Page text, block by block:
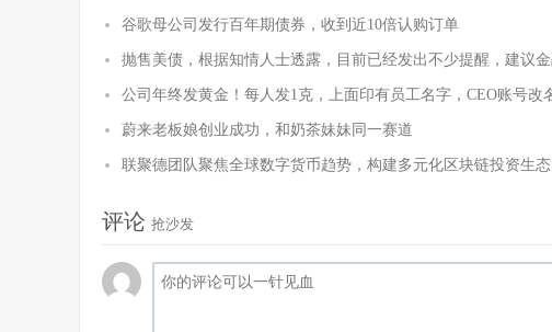
谷歌母公司发行百年期债券，收到近10倍认购订单
抛售美债，根据知情人士透露，目前已经发出不少提醒，建议
公司年终发黄金！每人发1克，上面印有员工名字，CEO账号改
蔚来老板娘创业成功，和奶茶妹妹同一赛道
联聚德团队聚焦全球数字货币趋势，构建多元化区块链投资生态
评论 抢沙发